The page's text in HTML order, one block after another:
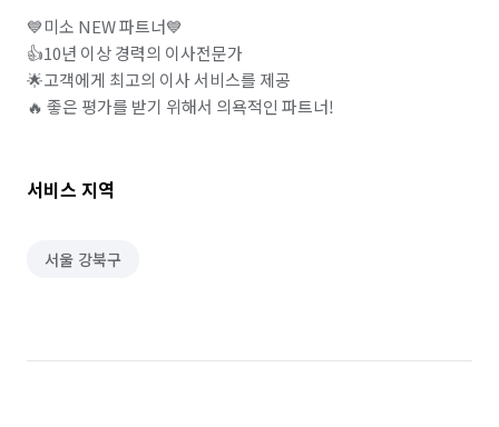
💙미소 NEW 파트너💙
👍10년 이상 경력의 이사전문가
🌟고객에게 최고의 이사 서비스를 제공
🔥 좋은 평가를 받기 위해서 의욕적인 파트너!
서비스 지역
서울 강북구